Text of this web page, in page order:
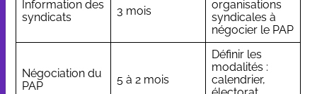
Information des
syndicats
3 mois
organisations
syndicales à
négocier le PAP
Négociation du
PAP
5 à 2 mois
Définir les
modalités :
calendrier,